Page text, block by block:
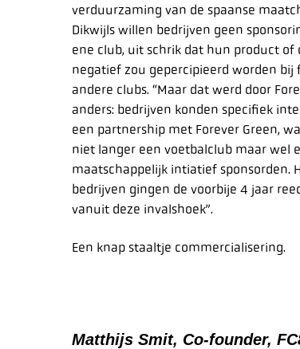
verduurzaming van de spaanse
Dikwijls willen bedrijven geen
ene club, uit schrik dat hun product of
negatief zou gepercipieerd worden bij
andere clubs. “Maar dat werd door
anders: bedrijven konden specifiek
een partnership met Forever Green,
niet langer een voetbalclub maar wel
maatschappelijk intiatief sponsorden.
bedrijven gingen de voorbije 4 jaar
vanuit deze invalshoek”.
Een knap staaltje commercialisering.
Matthijs Smit, Co-founder,